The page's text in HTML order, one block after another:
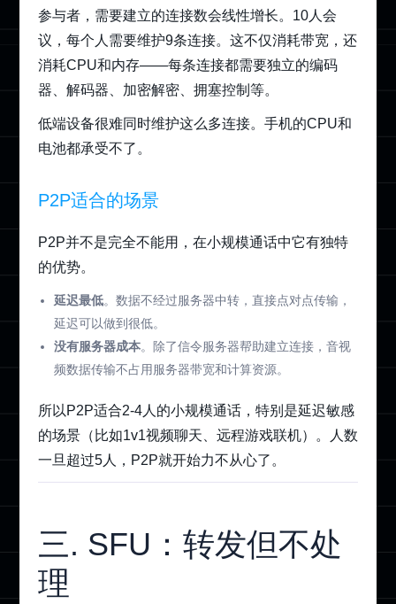
参与者，需要建立的连接数会线性增长。10人会
议，每个人需要维护9条连接。这不仅消耗带宽，还
消耗CPU和内存——每条连接都需要独立的编码
器、解码器、加密解密、拥塞控制等。
低端设备很难同时维护这么多连接。手机的CPU和
电池都承受不了。
P2P适合的场景
P2P并不是完全不能用，在小规模通话中它有独特
的优势。
延迟最低。数据不经过服务器中转，直接点对点传输，
延迟可以做到很低。
没有服务器成本。除了信令服务器帮助建立连接，音视
频数据传输不占用服务器带宽和计算资源。
所以P2P适合2-4人的小规模通话，特别是延迟敏感
的场景（比如1v1视频聊天、远程游戏联机）。人数
一旦超过5人，P2P就开始力不从心了。
三. SFU：转发但不处
理